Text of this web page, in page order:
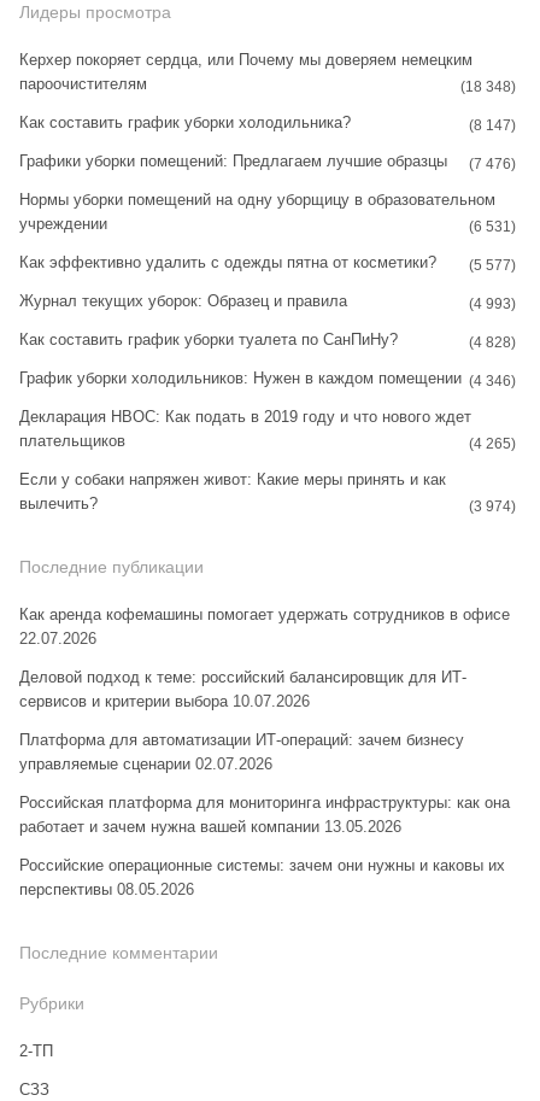
s
a
g
r
a
n
e
r
e
s
Лидеры просмотра
Керхер покоряет сердца, или Почему мы доверяем немецким
пароочистителям
(18 348)
Как составить график уборки холодильника? (8 147)
Графики уборки помещений: Предлагаем лучшие образцы (7 476)
Нормы уборки помещений на одну уборщицу в образовательном
учреждении
(6 531)
Как эффективно удалить с одежды пятна от косметики? (5 577)
Журнал текущих уборок: Образец и правила (4 993)
Как составить график уборки туалета по СанПиНу? (4 828)
График уборки холодильников: Нужен в каждом помещении (4 346)
Декларация НВОС: Как подать в 2019 году и что нового ждет
плательщиков
(4 265)
Если у собаки напряжен живот: Какие меры принять и как
вылечить?
(3 974)
Последние публикации
Как аренда кофемашины помогает удержать сотрудников в офисе
22.07.2026
Деловой подход к теме: российский балансировщик для ИТ-
сервисов и критерии выбора 10.07.2026
Платформа для автоматизации ИТ-операций: зачем бизнесу
управляемые сценарии 02.07.2026
Российская платформа для мониторинга инфраструктуры: как она
работает и зачем нужна вашей компании 13.05.2026
Российские операционные системы: зачем они нужны и каковы их
перспективы 08.05.2026
Последние комментарии
Рубрики
2-ТП
CЗЗ